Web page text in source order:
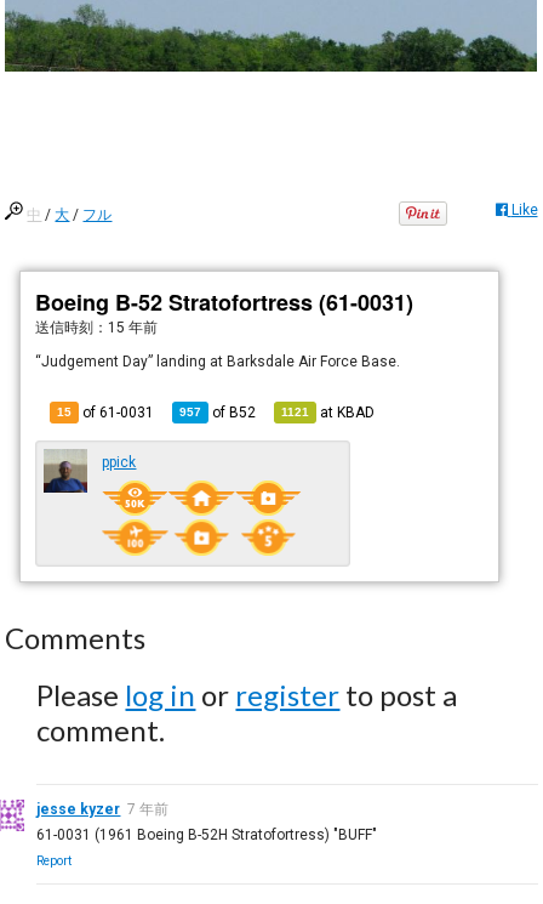
中 /大 / フル Like
Boeing B-52 Stratofortress (61-0031)
送信時刻： 15 年前
“Judgement Day” landing at Barksdale Air Force Base.
15 of 61-0031 957 ofB52 1121 atKBAD
ppick
Comments
Please log in or register to post a
comment.
jesse kyzer 7 年前
61-0031 (1961 Boeing B-52H Stratofortress) "BUFF"
Report